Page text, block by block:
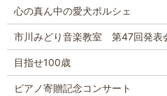
心の真ん中の愛犬ポルシェ
市川みどり音楽教室 第47回発表
目指せ100歳
ピアノ寄贈記念コンサート